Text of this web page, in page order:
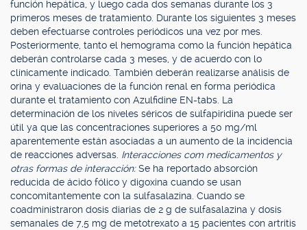
función hepática, y luego cada dos semanas durante los 3
primeros meses de tratamiento. Durante los siguientes 3 meses
deben efectuarse controles periódicos una vez por mes.
Posteriormente, tanto el hemograma como la función hepática
deberán controlarse cada 3 meses, y de acuerdo con lo
clínicamente indicado. También deberán realizarse análisis de
orina y evaluaciones de la función renal en forma periódica
durante el tratamiento con Azulfidine EN-tabs. La
determinación de los niveles séricos de sulfapiridina puede ser
útil ya que las concentraciones superiores a 50 mg/ml
aparentemente están asociadas a un aumento de la incidencia
de reacciones adversas. Interacciones com medicamentos y
otras formas de interacción:Se ha reportado absorción
reducida de ácido fólico y digoxina cuando se usan
concomitantemente con la sulfasalazina. Cuando se
coadministraron dosis diarias de 2 g de sulfasalazina y dosis
semanales de 7,5 mg de metotrexato a 15 pacientes con artritis